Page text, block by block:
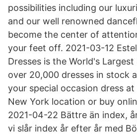
possibilities including our
and our well renowned
become the center of
your feet off. 2021-03-12
Dresses is the World's
over 20,000 dresses in stock
your special occasion dress
New York location or buy
2021-04-22 Bättre än index,
vi slår index år efter år med